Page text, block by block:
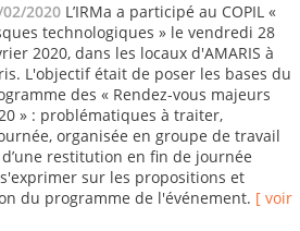
2020 L’IRMa a participé au COPIL «
technologiques » le vendredi 28
2020, dans les locaux d'AMARIS à
L'objectif était de poser les bases du
des « Rendez-vous majeurs
» : problématiques à traiter,
organisée en groupe de travail
restitution en fin de journée
sur les propositions et
du programme de l'événement. [ voir